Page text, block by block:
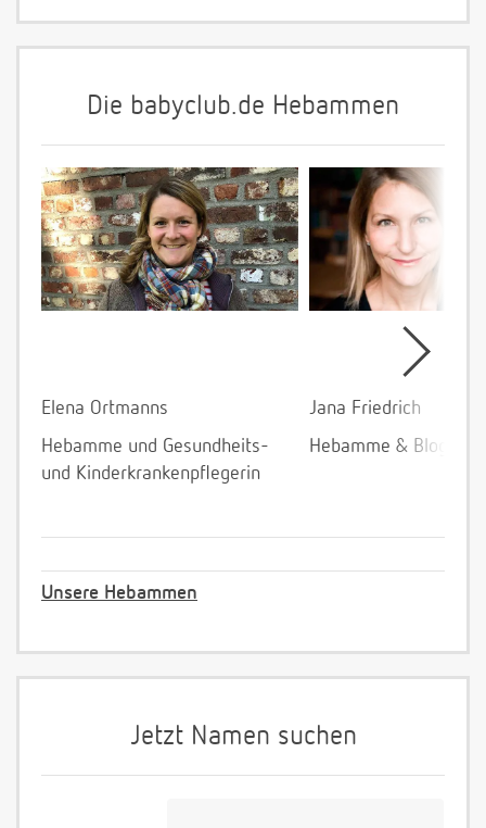
Die babyclub.de Hebammen
Elena Ortmanns
Hebamme und Gesundheits-
und Kinderkrankenpflegerin
Jana Friedrich
Hebamme &
Unsere Hebammen
Jetzt Namen suchen